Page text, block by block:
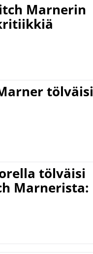
Marnerin
tölväisi
tölväisi
Marnerista: